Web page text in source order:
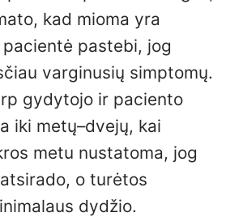
kad mioma yra
pastebi, jog
varginusių simptomų.
gydytojo ir paciento
iki metų–dvejų, kai
metu nustatoma, jog
o turėtos
dydžio.